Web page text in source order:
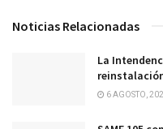
Noticias Relacionadas
La
6 AGOSTO,